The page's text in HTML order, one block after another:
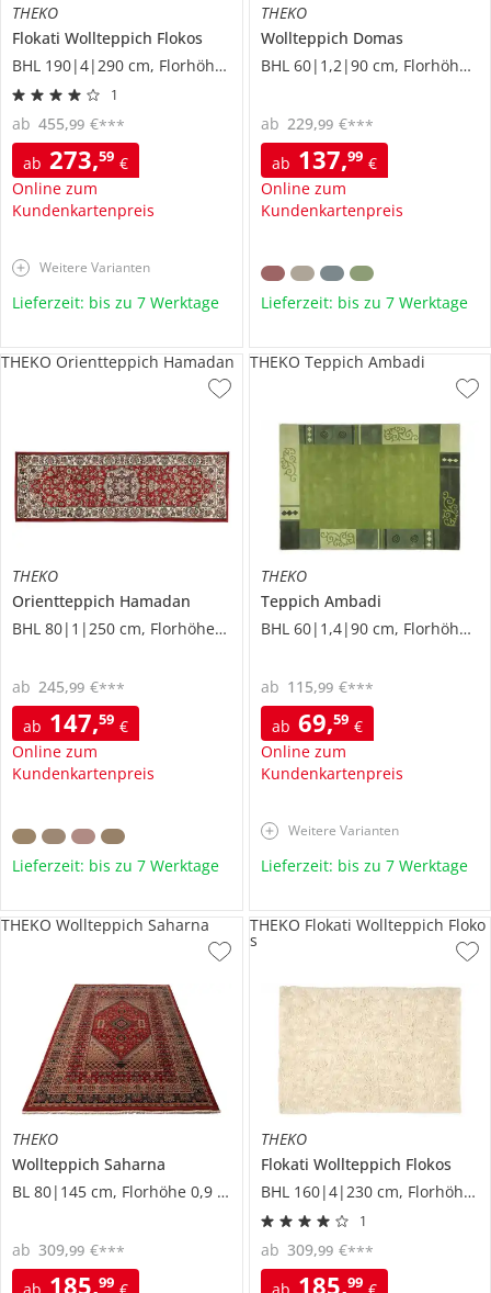
THEKO
Flokati Wollteppich Flokos
BHL 190|4|290 cm, Florhöhe 7 cm
1
ab 273,59 €
Online zum
Kundenkartenpreis
ab 455,99 €***
Weitere Varianten
Lieferzeit: bis zu 7 Werktage
THEKO
Wollteppich Domas
BHL 60|1,2|90 cm, Florhöhe 1 cm
ab 137,99 €
Online zum
Kundenkartenpreis
ab 229,99 €***
Lieferzeit: bis zu 7 Werktage
THEKO
Orientteppich Hamadan
BHL 80|1|250 cm, Florhöhe 0,8 cm
ab 147,59 €
Online zum
Kundenkartenpreis
ab 245,99 €***
THEKO Orientteppich Hamadan
Lieferzeit: bis zu 7 Werktage
THEKO
Teppich Ambadi
BHL 60|1,4|90 cm, Florhöhe 1 cm
ab 69,59 €
Online zum
Kundenkartenpreis
ab 115,99 €***
THEKO Teppich Ambadi
Weitere Varianten
Lieferzeit: bis zu 7 Werktage
THEKO
Wollteppich Saharna
BL 80|145 cm, Florhöhe 0,9 cm
185,99
ab 309,99 €***
THEKO Wollteppich Saharna
THEKO
Flokati Wollteppich Flokos
BHL 160|4|230 cm, Florhöhe 7 cm
1
185,99
ab 309,99 €***
THEKO Flokati Wollteppich Floko
s